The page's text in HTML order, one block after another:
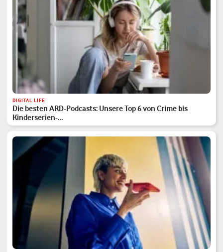
DIGITAL LIFE
Die besten ARD-Podcasts: Unsere Top 6 von Crime bis
Kinderserien-…